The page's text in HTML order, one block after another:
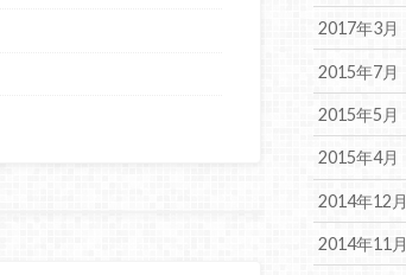
2017年3月
2015年7月
2015年5月
2015年4月
2014年12月
2014年11月